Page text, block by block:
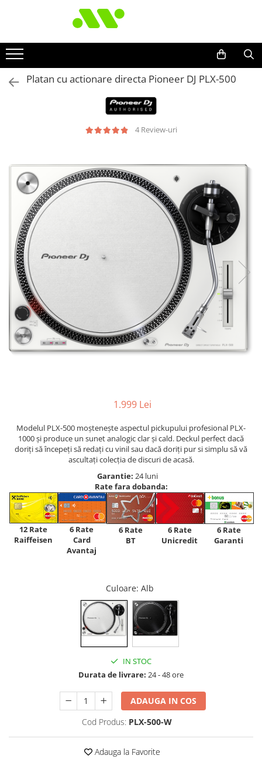
Platan cu actionare directa Pioneer DJ PLX-500
4 Review-uri
1.999 Lei
Modelul PLX-500 moștenește aspectul pickupului profesional PLX-
1000 și produce un sunet analogic clar și cald. Deckul perfect dacă
doriți să începeți să redați cu vinil sau dacă doriți pur si simplu să vă
ascultați colecția de discuri de acasă.
Garantie: 24 luni
Rate fara dobanda:
12 Rate
Raiffeisen
6 Rate
Card
Avantaj
6 Rate
BT
6 Rate
Unicredit
6 Rate
Garanti
Culoare: Alb
IN STOC
Durata de livrare: 24 - 48 ore
ADAUGA IN COS
Cod Produs: PLX-500-W
Adauga la Favorite